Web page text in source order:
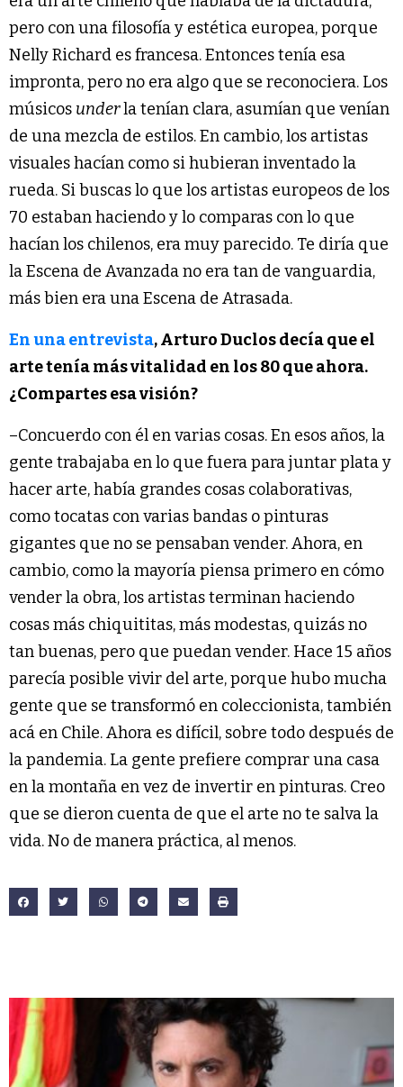
pero con una filosofía y estética europea, porque
Nelly Richard es francesa. Entonces tenía esa
impronta, pero no era algo que se reconociera. Los
músicos underla tenían clara, asumían que venían
de una mezcla de estilos. En cambio, los artistas
visuales hacían como si hubieran inventado la
rueda. Si buscas lo que los artistas europeos de los
70 estaban haciendo y lo comparas con lo que
hacían los chilenos, era muy parecido. Te diría que
la Escena de Avanzada no era tan de vanguardia,
más bien era una Escena de Atrasada.
En una entrevista, Arturo Duclos decía que el
arte tenía más vitalidad en los 80 que ahora.
¿Compartes esa visión?
–Concuerdo con él en varias cosas. En esos años, la
gente trabajaba en lo que fuera para juntar plata y
hacer arte, había grandes cosas colaborativas,
como tocatas con varias bandas o pinturas
gigantes que no se pensaban vender. Ahora, en
cambio, como la mayoría piensa primero en cómo
vender la obra, los artistas terminan haciendo
cosas más chiquititas, más modestas, quizás no
tan buenas, pero que puedan vender. Hace 15 años
parecía posible vivir del arte, porque hubo mucha
gente que se transformó en coleccionista, también
acá en Chile. Ahora es difícil, sobre todo después de
la pandemia. La gente prefiere comprar una casa
en la montaña en vez de invertir en pinturas. Creo
que se dieron cuenta de que el arte no te salva la
vida. No de manera práctica, al menos.